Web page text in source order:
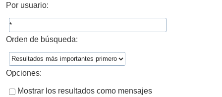
Por usuario:
Orden de búsqueda:
Opciones:
Mostrar los resultados como mensajes